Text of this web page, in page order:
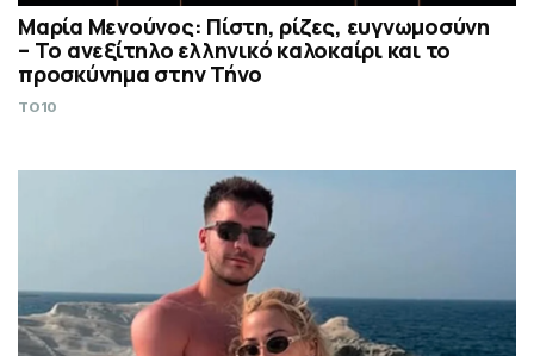
Μαρία Μενούνος: Πίστη, ρίζες, ευγνωμοσύνη
– Το ανεξίτηλο ελληνικό καλοκαίρι και το
προσκύνημα στην Τήνο
TO10